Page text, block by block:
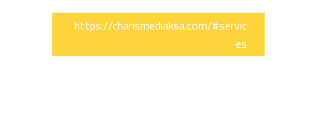
https://charismediaksa.com/#servic
es